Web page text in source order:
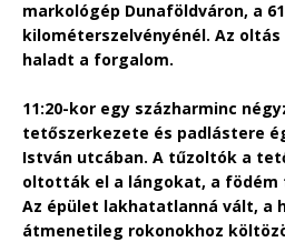
markológép Dunaföldváron, a
kilométerszelvényénél. Az
haladt a forgalom.
11:20-kor egy százharminc
tetőszerkezete és padlástere
István utcában. A tűzoltók a
oltották el a lángokat, a födém
Az épület lakhatatlanná vált, a
átmenetileg rokonokhoz